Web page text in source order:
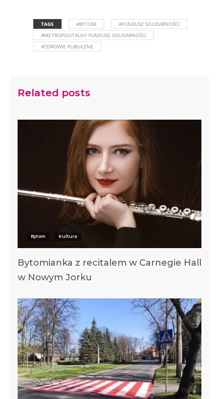
TAGS #BYTOM
#FUNDUSZ SOLIDARNOŚCI
#METROPOLITALNY FUNDUSZ SOLIDARNOŚCI
#ZDROWIE PUBLICZNE
Related posts
Bytom Kultura
Bytomianka z recitalem w Carnegie Hall
w Nowym Jorku